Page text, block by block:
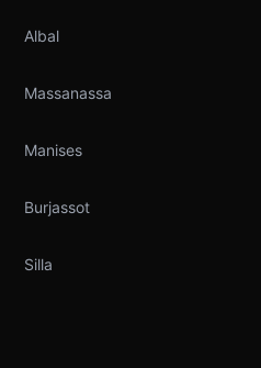
Albal
Massanassa
Manises
Burjassot
Silla